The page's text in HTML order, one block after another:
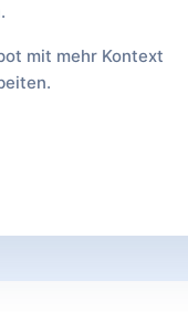
mit mehr Kontext